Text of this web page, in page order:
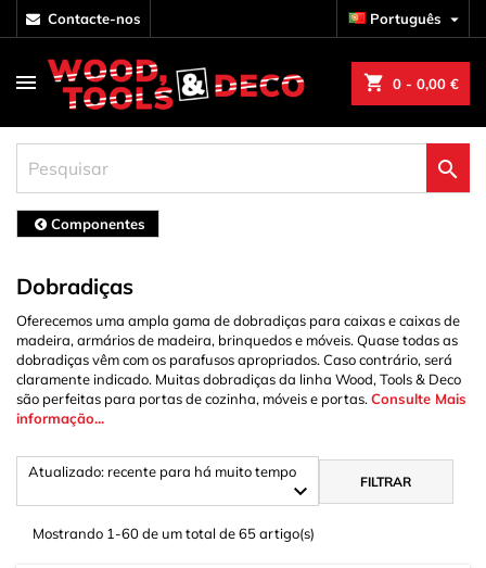
contacte-nos Português 
shopping_cart 0 - 0,00 €

Componentes
Dobradiças
Oferecemos uma ampla gama de dobradiças para caixas e caixas de
madeira, armários de madeira, brinquedos e móveis. Quase todas as
dobradiças vêm com os parafusos apropriados. Caso contrário, será
claramente indicado. Muitas dobradiças da linha Wood, Tools & Deco
são perfeitas para portas de cozinha, móveis e portas. Consulte Mais
informação...
Atualizado: recente para há muito tempo
 FILTRAR
Mostrando 1-60 de um total de 65 artigo(s)